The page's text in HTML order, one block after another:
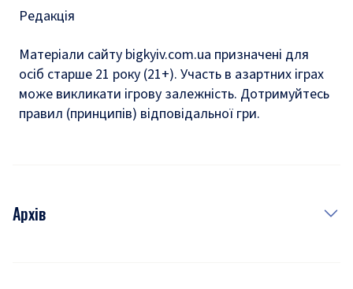
Редакція
Матеріали сайту bigkyiv.com.ua призначені для
осіб старше 21 року (21+). Участь в азартних іграх
може викликати ігрову залежність. Дотримуйтесь
правил (принципів) відповідальної гри.
Архів